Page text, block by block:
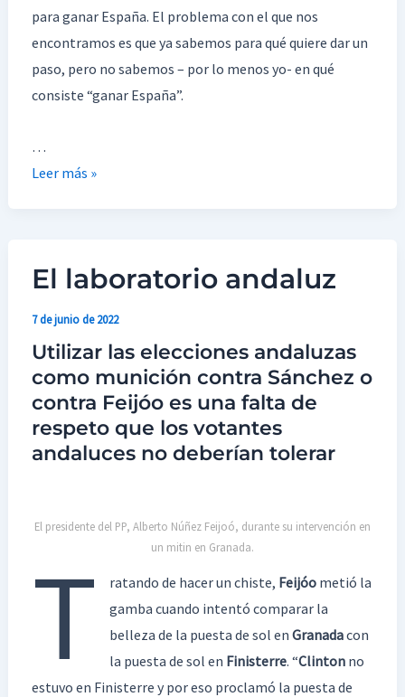
para ganar España. El problema con el que nos
encontramos es que ya sabemos para qué quiere dar un
paso, pero no sabemos – por lo menos yo- en qué
consiste “ganar España”.
…
Leer más »
El laboratorio andaluz
7 de junio de 2022
Utilizar las elecciones andaluzas
como munición contra Sánchez o
contra Feijóo es una falta de
respeto que los votantes
andaluces no deberían tolerar
El presidente del PP, Alberto Núñez Feijoó, durante su intervención en
un mitin en Granada.
T ratando de hacer un chiste, Feijóo metió la
gamba cuando intentó comparar la
belleza de la puesta de sol enGranadacon
la puesta de sol en Finisterre. “Clinton no
estuvo en Finisterre y por eso proclamó la puesta de
El
andaluz